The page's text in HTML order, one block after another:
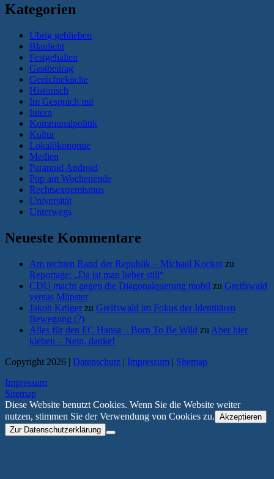
Kategorien
Übrig geblieben
Blaulicht
Festgehalten
Gastbeitrag
Gerüchteküche
Historisch
Im Gespräch mit
Intern
Kommunalpolitik
Kultur
Lokalökonomie
Medien
Paranoid Android
Pop am Wochenende
Rechtsextremismus
Universität
Unterwegs
Neueste Kommentare
Am rechten Rand der Republik – Michael Kockot zu
Reportage: „Da ist man lieber still“
CDU macht gegen die Diagonalquerung mobil zu Greifswald
versus Münster
Jakob Krüger zu Greifswald im Fokus der Identitären
Bewegung (?)
Alles für den FC Hansa – Born To Be Wild zu Aber hier
kleben – Nein, danke!
Copyright 2026 | Datenschutz | Impressum | Sitemap
Impressum
Sitemap
Diese Website benutzt Cookies. Wenn Sie die Website weiter
nutzen, stimmen Sie der Verwendung von Cookies zu. Akzeptieren
Zur Datenschutzerklärung